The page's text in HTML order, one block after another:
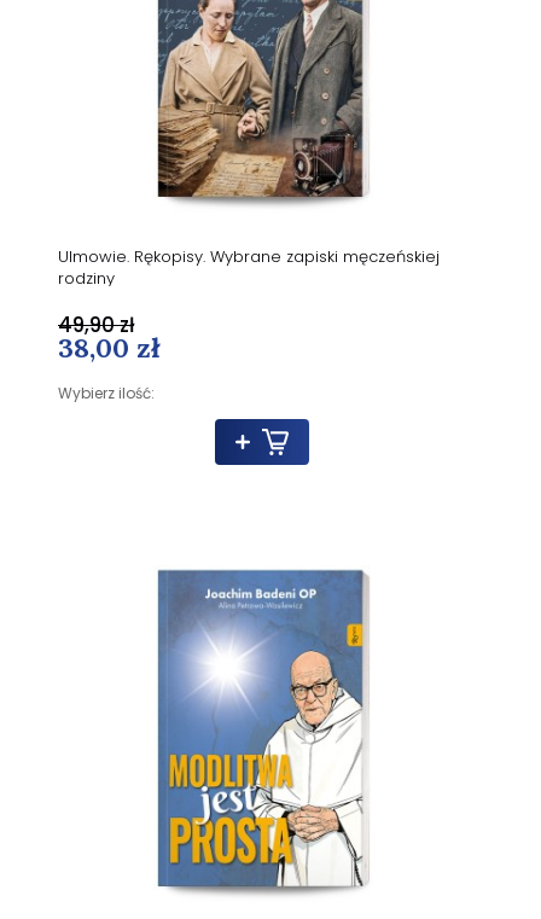
Ulmowie. Rękopisy. Wybrane zapiski męczeńskiej
rodziny
38,00 zł
Wybierz ilość:
49,90 zł